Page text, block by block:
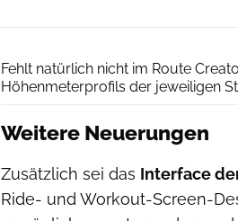
Fehlt natürlich nicht im Route
Höhenmeterprofils der jeweiligen
Weitere Neuerungen
Zusätzlich sei das Interface
Ride- und Workout-Screen-